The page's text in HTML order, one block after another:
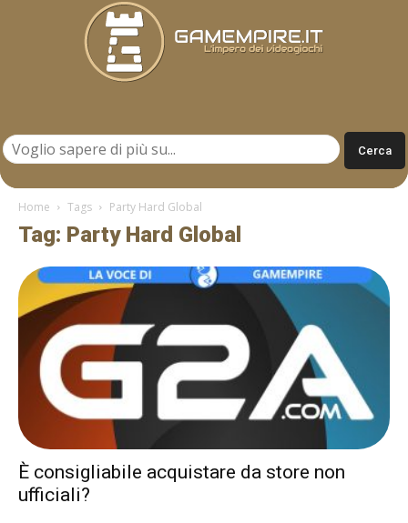
Home Tags Party Hard Global
Tag: Party Hard Global
È consigliabile acquistare da store non
ufficiali?